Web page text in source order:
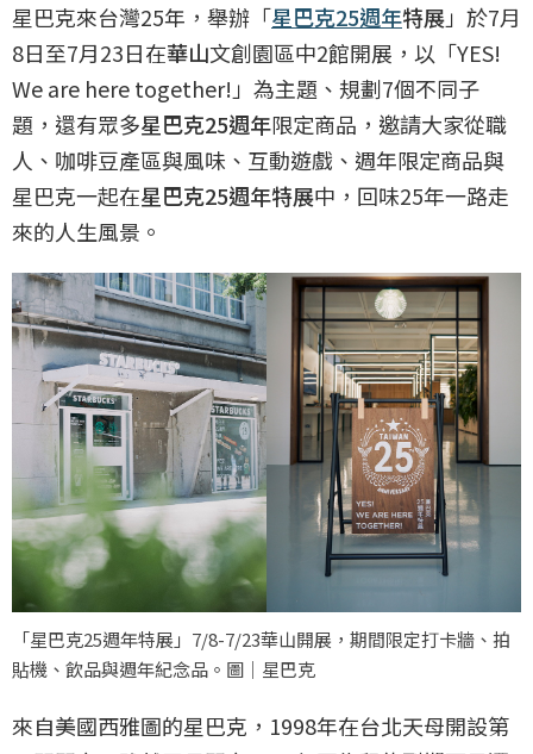
星巴克來台灣25年，舉辦「星巴克25週年特展」於7月
8日至7月23日在華山文創園區中2館開展，以「YES!
We are here together!」為主題、規劃7個不同子
題，還有眾多星巴克25週年限定商品，邀請大家從職
人、咖啡豆產區與風味、互動遊戲、週年限定商品與
星巴克一起在星巴克25週年特展中，回味25年一路走
來的人生風景。
「星巴克25週年特展」7/8-7/23華山開展，期間限定打卡牆、拍
貼機、飲品與週年紀念品。圖｜星巴克
來自美國西雅圖的星巴克，1998年在台北天母開設第